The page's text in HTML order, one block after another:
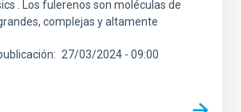
. Los fulerenos son moléculas de
complejas y altamente
27/03/2024 - 09:00